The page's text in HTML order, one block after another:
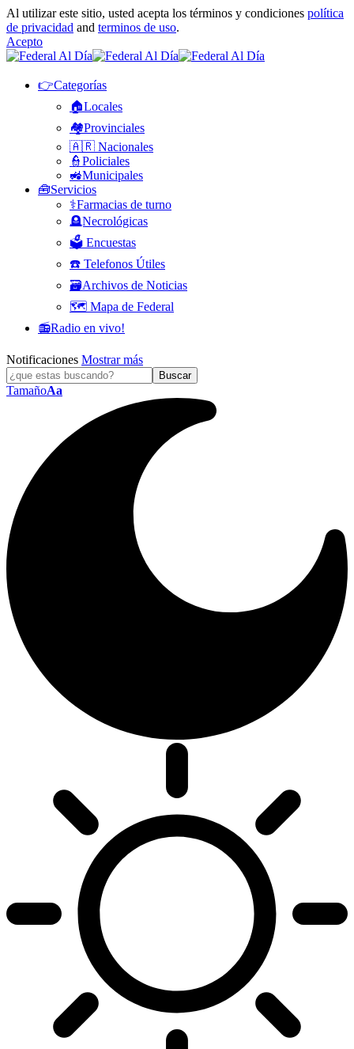
Al utilizar este sitio, usted acepta los términos y condiciones política
de privacidad and terminos de uso.
Acepto
👉Categorías
🏠Locales
🏘️Provinciales
🇦🇷 Nacionales
👮Policiales
🚜Municipales
🧰Servicios
⚕️Farmacias de turno
🪦Necrológicas
🗳️ Encuestas
☎️ Telefonos Útiles
🗃️Archivos de Noticias
🗺️ Mapa de Federal
📻Radio en vivo!
Notificaciones Mostrar más
TamañoAa